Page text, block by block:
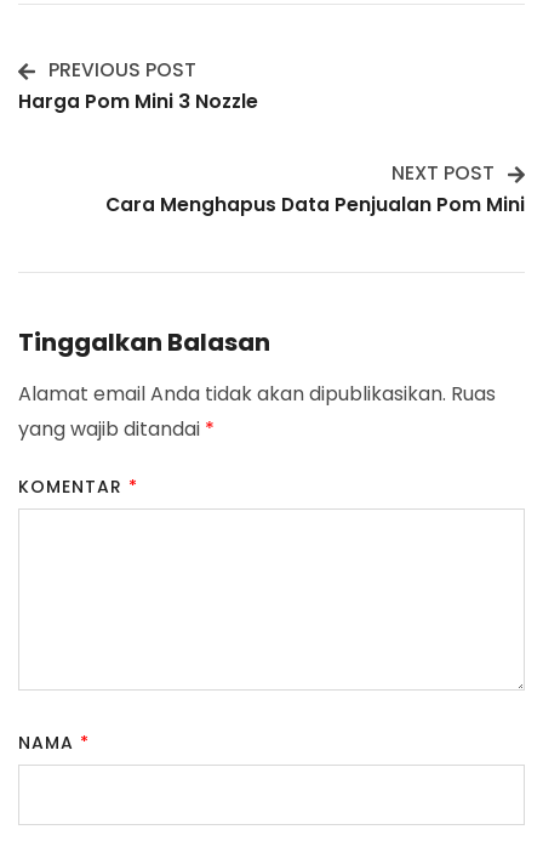
Post
PREVIOUS POST
Harga Pom Mini 3 Nozzle
NEXT POST
Cara Menghapus Data Penjualan Pom Mini
Tinggalkan Balasan
Alamat email Anda tidak akan dipublikasikan. Ruas
yang wajib ditandai *
KOMENTAR *
NAMA *